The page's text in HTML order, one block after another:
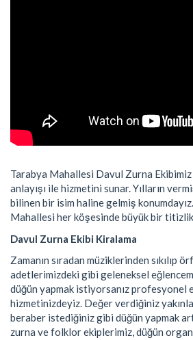
Tarabya Mahallesi Davul Zurna
anlayışı ile hizmetini sunar. Yılların
bilinen bir isim haline gelmiş
Mahallesi her köşesinde büyük bir
Davul Zurna Ekibi Kiralama
Zamanın sıradan müziklerinden sıkılıp
adetlerimizdeki gibi geleneksel
düğün yapmak istiyorsanız profesyonel
hizmetinizdeyiz. Değer verdiğiniz
beraber istediğiniz gibi düğün yapmak
zurna ve folklor ekiplerimiz, düğün